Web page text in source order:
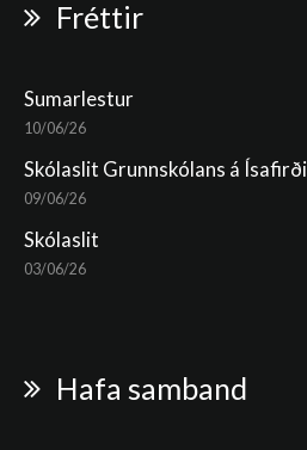
Fréttir
Sumarlestur
10/06/26
Skólaslit Grunnskólans á Ísafirði
09/06/26
Skólaslit
03/06/26
Hafa samband